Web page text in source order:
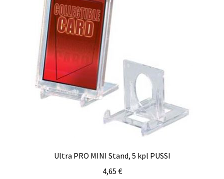
Ultra PRO MINI Stand, 5 kpl PUSSI
4,65 €